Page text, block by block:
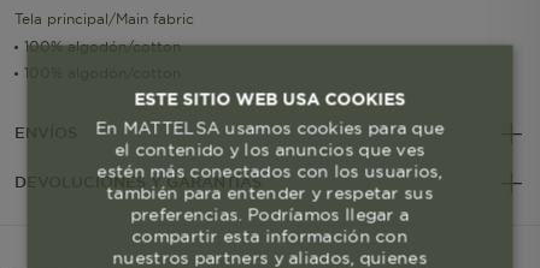
Tela principal/Main fabric
100% algodón/cotton
100% algodón/cotton
ENVÍOS
DEVOLUCIONES Y GARANTÍAS
ESTE SITIO WEB USA COOKIES
En MATTELSA usamos cookies para que
el contenido y los anuncios que ves
estén más conectados con los usuarios,
también para entender y respetar sus
preferencias. Podríamos llegar a
compartir esta información con
nuestros partners y aliados, quienes